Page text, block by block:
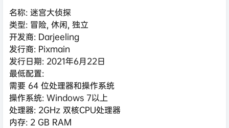
名称: 迷宫大侦探
类型: 冒险, 休闲, 独立
开发商: Darjeeling
发行商: Pixmain
发行日期: 2021年6月22日
最低配置:
需要 64 位处理器和操作系统
操作系统: Windows 7以上
处理器: 2GHz 双核CPU处理器
内存: 2 GB RAM